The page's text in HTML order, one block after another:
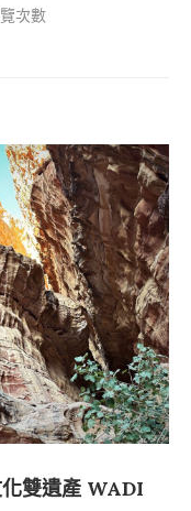
次數
雙遺產 WADI